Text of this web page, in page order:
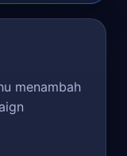
menambah